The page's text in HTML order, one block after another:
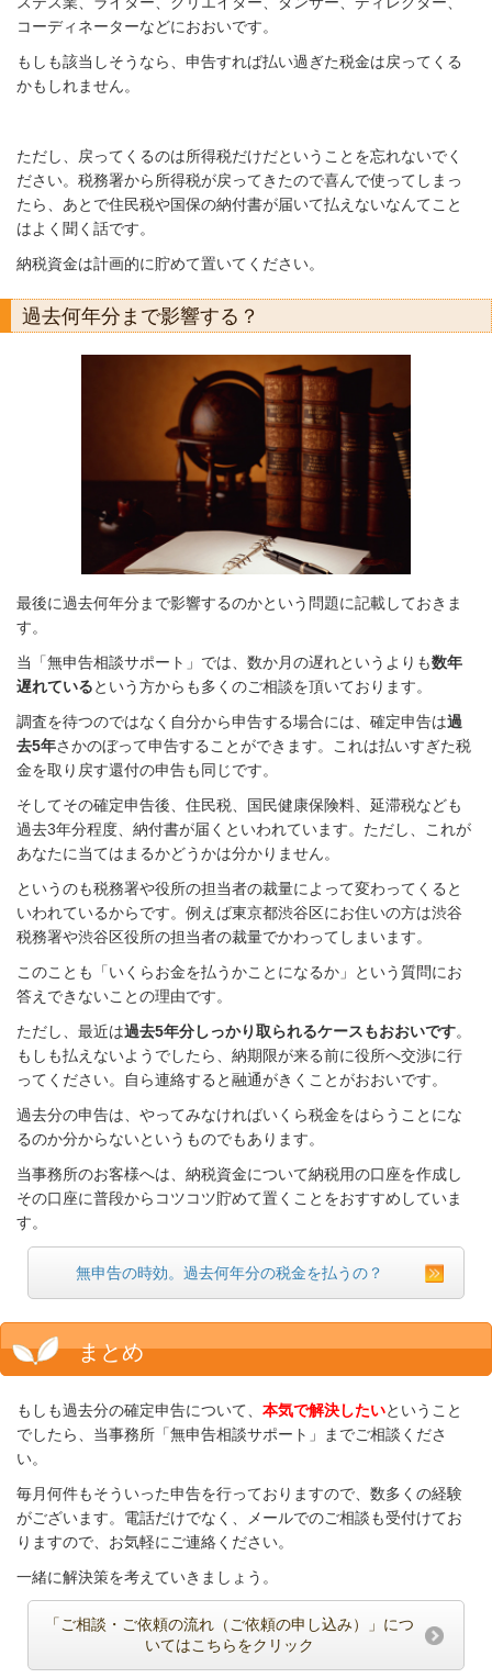
コーディネーターなどにおおいです。
もしも該当しそうなら、申告すれば払い過ぎた税金は戻ってくる
かもしれません。
ただし、戻ってくるのは所得税だけだということを忘れないでく
ださい。税務署から所得税が戻ってきたので喜んで使ってしまっ
たら、あとで住民税や国保の納付書が届いて払えないなんてこと
はよく聞く話です。
納税資金は計画的に貯めて置いてください。
過去何年分まで影響する？
最後に過去何年分まで影響するのかという問題に記載しておきま
す。
当「無申告相談サポート」では、数か月の遅れというよりも数年
遅れているという方からも多くのご相談を頂いております。
調査を待つのではなく自分から申告する場合には、確定申告は過
去5年さかのぼって申告することができます。これは払いすぎた税
金を取り戻す還付の申告も同じです。
そしてその確定申告後、住民税、国民健康保険料、延滞税なども
過去3年分程度、納付書が届くといわれています。 ただし、これが
あなたに当てはまるかどうかは分かりません。
というのも税務署や役所の担当者の裁量によって変わってくると
いわれているからです。例えば東京都渋谷区にお住いの方は渋谷
税務署や渋谷区役所の担当者の裁量でかわってしまいます。
このことも「いくらお金を払うかことになるか」という質問にお
答えできないことの理由です。
ただし、 最近は過去5年分しっかり取られるケースもおおいです。
もしも払えないようでしたら、納期限が来る前に役所へ交渉に行
ってください。自ら連絡すると融通がきくことがおおいです。
過去分の申告は、やってみなければいくら税金をはらうことにな
るのか分からないというものでもあります。
当事務所のお客様へは、納税資金について納税用の口座を作成し
その口座に普段からコツコツ貯めて置くことをおすすめしていま
す。
無申告の時効。過去何年分の税金を払うの？
まとめ
もしも過去分の確定申告について、 本気で解決したいということ
でしたら、当事務所「無申告相談サポート」までご相談くださ
い。
毎月何件もそういった申告を行っておりますので、数多くの経験
がございます。電話だけでなく、メールでのご相談も受付けてお
りますので、お気軽にご連絡ください。
一緒に解決策を考えていきましょう。
「ご相談・ご依頼の流れ（ご依頼の申し込み）」につ
いてはこちらをクリック